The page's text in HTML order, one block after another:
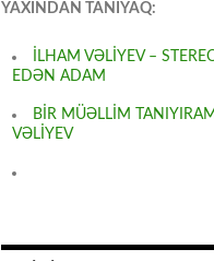
YAXINDAN TANIYAQ:
İLHAM VƏLİYEV –
EDƏN ADAM
BİR MÜƏLLİM
VƏLİYEV